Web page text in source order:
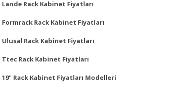
Lande Rack Kabinet Fiyatları
Formrack Rack Kabinet Fiyatları
Ulusal Rack Kabinet Fiyatları
Ttec Rack Kabinet Fiyatları
19" Rack Kabinet Fiyatları Modelleri